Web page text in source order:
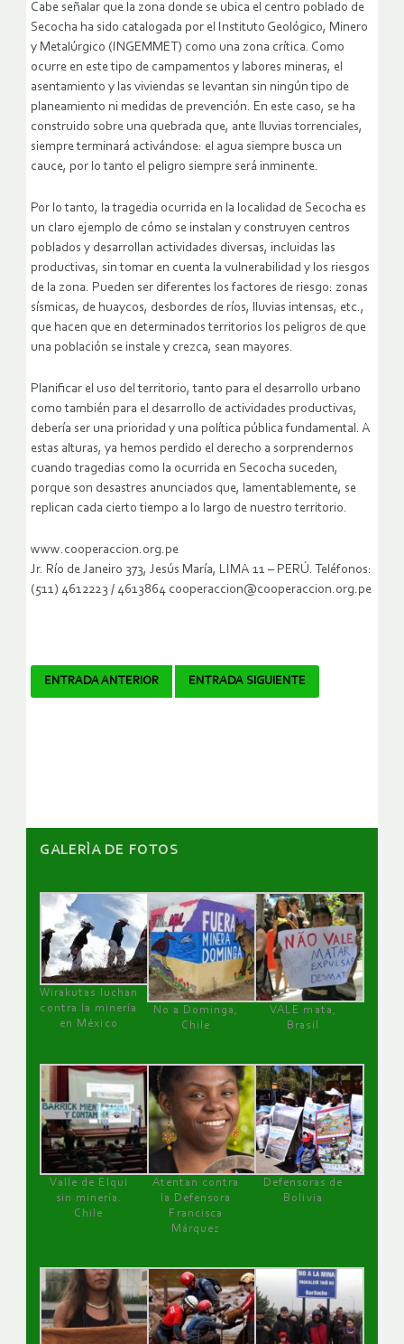
Cabe señalar que la zona donde se ubica el centro poblado de
Secocha ha sido catalogada por el Instituto Geológico, Minero
y Metalúrgico (INGEMMET) como una zona crítica. Como
ocurre en este tipo de campamentos y labores mineras, el
asentamiento y las viviendas se levantan sin ningún tipo de
planeamiento ni medidas de prevención. En este caso, se ha
construido sobre una quebrada que, ante lluvias torrenciales,
siempre terminará activándose: el agua siempre busca un
cauce, por lo tanto el peligro siempre será inminente.
Por lo tanto, la tragedia ocurrida en la localidad de Secocha es
un claro ejemplo de cómo se instalan y construyen centros
poblados y desarrollan actividades diversas, incluidas las
productivas, sin tomar en cuenta la vulnerabilidad y los riesgos
de la zona. Pueden ser diferentes los factores de riesgo: zonas
sísmicas, de huaycos, desbordes de ríos, lluvias intensas, etc.,
que hacen que en determinados territorios los peligros de que
una población se instale y crezca, sean mayores.
Planificar el uso del territorio, tanto para el desarrollo urbano
como también para el desarrollo de actividades productivas,
debería ser una prioridad y una política pública fundamental. A
estas alturas, ya hemos perdido el derecho a sorprendernos
cuando tragedias como la ocurrida en Secocha suceden,
porque son desastres anunciados que, lamentablemente, se
replican cada cierto tiempo a lo largo de nuestro territorio.
www.cooperaccion.org.pe
Jr. Río de Janeiro 373, Jesús María, LIMA 11 – PERÚ. Teléfonos:
(511) 4612223 / 4613864 cooperaccion@cooperaccion.org.pe
Navegador
ENTRADA ANTERIOR ENTRADA SIGUIENTE
GALERÌA DE FOTOS
Wirakutas luchan
contra la minería
en México
No a Dominga,
Chile
VALE mata,
Brasil
Valle de Elqui
sin minería.
Chile
Atentan contra
la Defensora
Francisca
Márquez
Defensoras de
Bolivia